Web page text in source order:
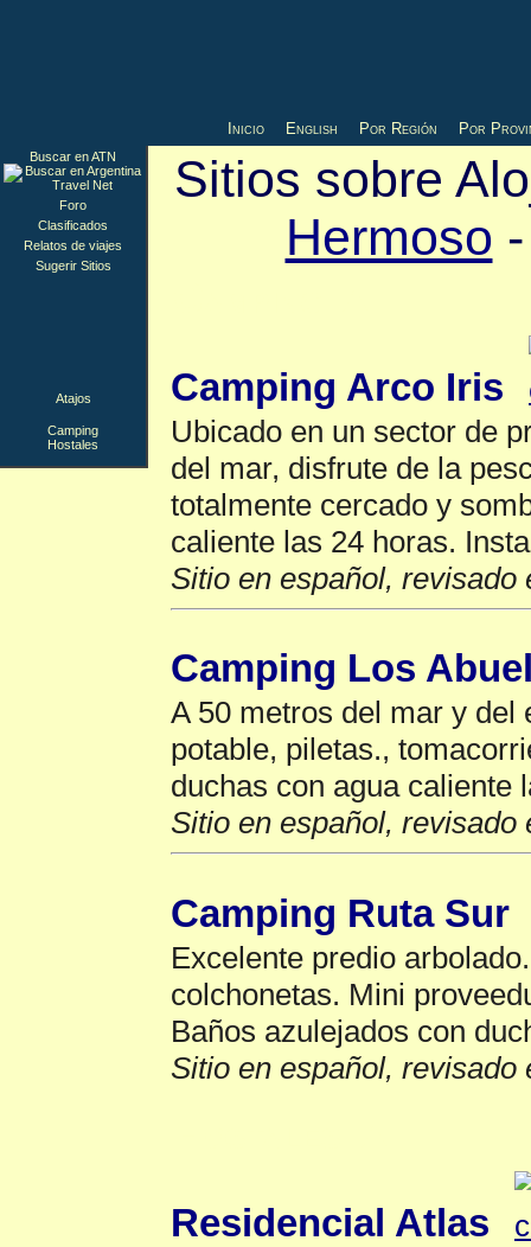
Inicio English Por Región Por
Sitios sobre
Hermoso
Camping Arco Iris
Ubicado en un sector de
del mar, disfrute de la
totalmente cercado y
caliente las 24 horas.
Sitio en español, revisado
Camping Los
A 50 metros del mar y del
potable, piletas.,
duchas con agua caliente
Sitio en español, revisado
Camping Ruta Sur
Excelente predio
colchonetas. Mini
Baños azulejados con
Sitio en español, revisado
Residencial Atlas
Buscar en ATN
Foro
Clasificados
Relatos de viajes
Sugerir Sitios
Atajos
Camping
Hostales